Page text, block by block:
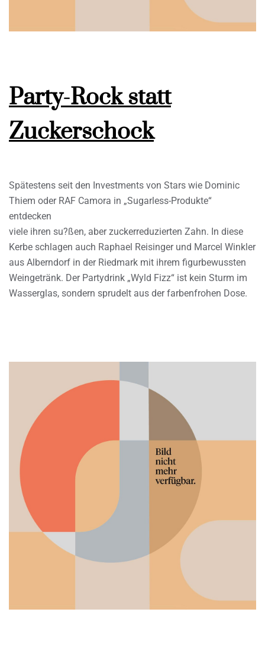
Party-Rock statt
Zuckerschock
Spätestens seit den Investments von Stars wie Dominic
Thiem oder RAF Camora in „Sugarless-Produkte“
entdecken
viele ihren su?ßen, aber zuckerreduzierten Zahn. In diese
Kerbe schlagen auch Raphael Reisinger und Marcel Winkler
aus Alberndorf in der Riedmark mit ihrem figurbewussten
Weingetränk. Der Partydrink „Wyld Fizz“ ist kein Sturm im
Wasserglas, sondern sprudelt aus der farbenfrohen Dose.